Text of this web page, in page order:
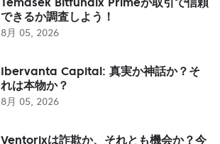
できるか調査しよう！
8月 05, 2026
Ibervanta Capital: 真実か神話か？そ
れは本物か？
8月 05, 2026
Ventorixは詐欺か、それとも機会か？今